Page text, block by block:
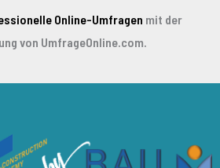
Online-Umfragen mit der
von UmfrageOnline.com.